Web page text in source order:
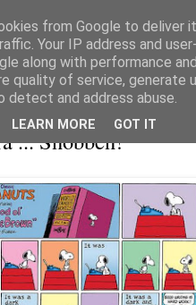
... Snobben!
from Google to deliver
Your IP address and
along with performance
quality of service, generate
detect and address abuse.
LEARN MORE GOT IT